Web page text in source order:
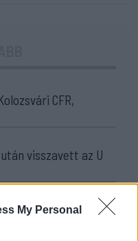
My Personal
CFR,
visszavett az U
a válogatottba